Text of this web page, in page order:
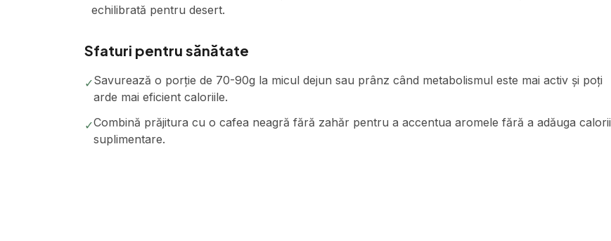
echilibrată pentru desert.
Sfaturi pentru sănătate
✓Savurează o porție de 70-90g la micul dejun sau prânz când metabolismul este mai activ și poți
arde mai eficient caloriile.
✓Combină prăjitura cu o cafea neagră fără zahăr pentru a accentua aromele fără a adăuga calorii
suplimentare.